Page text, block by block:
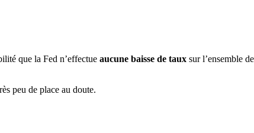
que la Fed n’effectue aucune baisse de taux sur l’ensemble
peu de place au doute.